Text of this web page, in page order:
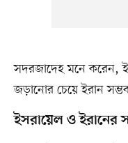
সদরজাদেহ মনে করেন,
জড়ানোর চেয়ে ইরান
ইসরায়েল ও ইরানের